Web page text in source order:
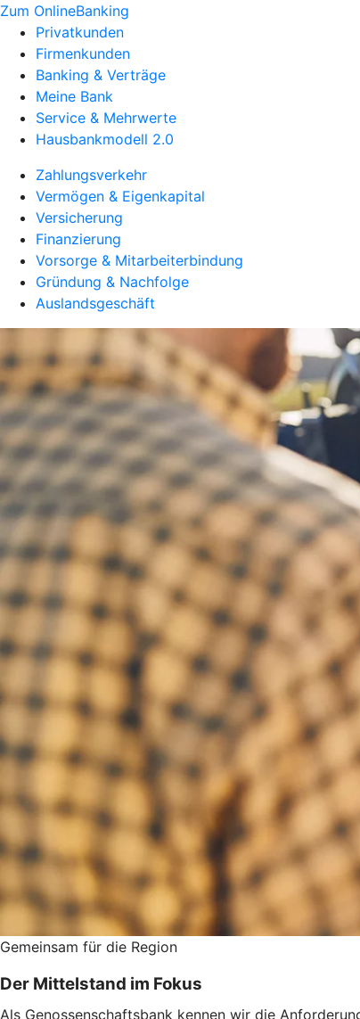
Zum OnlineBanking
Privatkunden
Firmenkunden
Banking & Verträge
Meine Bank
Service & Mehrwerte
Hausbankmodell 2.0
Zahlungsverkehr
Vermögen & Eigenkapital
Versicherung
Finanzierung
Vorsorge & Mitarbeiterbindung
Gründung & Nachfolge
Auslandsgeschäft
Gemeinsam für die Region
Der Mittelstand im Fokus
Als Genossenschaftsbank kennen wir die